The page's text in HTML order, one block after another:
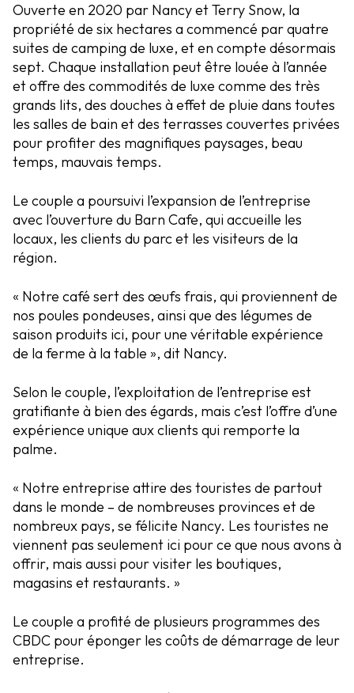
Ouverte en 2020 par Nancy et Terry Snow, la
propriété de six hectares a commencé par quatre
suites de camping de luxe, et en compte désormais
sept. Chaque installation peut être louée à l’année
et offre des commodités de luxe comme des très
grands lits, des douches à effet de pluie dans toutes
les salles de bain et des terrasses couvertes privées
pour profiter des magnifiques paysages, beau
temps, mauvais temps.
Le couple a poursuivi l’expansion de l’entreprise
avec l’ouverture du Barn Cafe, qui accueille les
locaux, les clients du parc et les visiteurs de la
région.
« Notre café sert des œufs frais, qui proviennent de
nos poules pondeuses, ainsi que des légumes de
saison produits ici, pour une véritable expérience
de la ferme à la table », dit Nancy.
Selon le couple, l’exploitation de l’entreprise est
gratifiante à bien des égards, mais c’est l’offre d’une
expérience unique aux clients qui remporte la
palme.
« Notre entreprise attire des touristes de partout
dans le monde – de nombreuses provinces et de
nombreux pays, se félicite Nancy. Les touristes ne
viennent pas seulement ici pour ce que nous avons à
offrir, mais aussi pour visiter les boutiques,
magasins et restaurants. »
Le couple a profité de plusieurs programmes des
CBDC pour éponger les coûts de démarrage de leur
entreprise.